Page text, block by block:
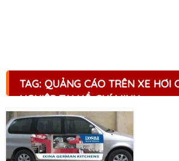
TAG: QUẢNG CÁO TRÊN XE HƠI
NGHIỆP TẠI HỒ CHÍ MINH